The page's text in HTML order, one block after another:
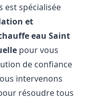
est spécialisée
et
eau Saint
pour vous
de confiance
intervenons
résoudre tous